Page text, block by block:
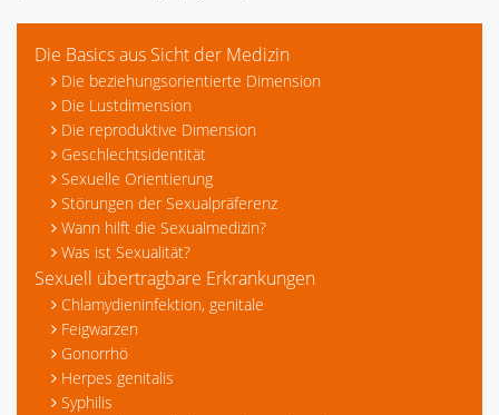
Die Basics aus Sicht der Medizin
Die beziehungsorientierte Dimension
Die Lustdimension
Die reproduktive Dimension
Geschlechtsidentität
Sexuelle Orientierung
Störungen der Sexualpräferenz
Wann hilft die Sexualmedizin?
Was ist Sexualität?
Sexuell übertragbare Erkrankungen
Chlamydieninfektion, genitale
Feigwarzen
Gonorrhö
Herpes genitalis
Syphilis